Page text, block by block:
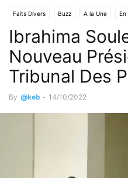
Faits Divers Buzz A la Une En
Sciences & Technologies Médias
Ibrahima
Nouveau
Tribunal Des
By @keb - 14/10/2022